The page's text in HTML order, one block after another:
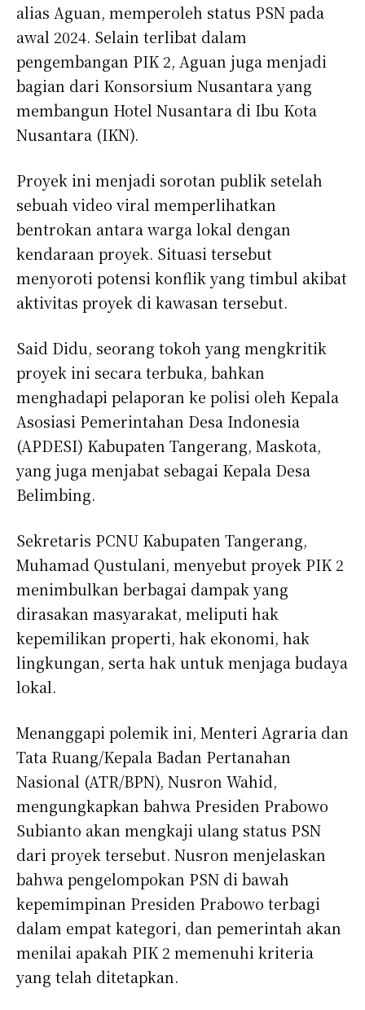
alias Aguan, memperoleh status PSN pada
awal 2024. Selain terlibat dalam
pengembangan PIK 2, Aguan juga menjadi
bagian dari Konsorsium Nusantara yang
membangun Hotel Nusantara di Ibu Kota
Nusantara (IKN).
Proyek ini menjadi sorotan publik setelah
sebuah video viral memperlihatkan
bentrokan antara warga lokal dengan
kendaraan proyek. Situasi tersebut
menyoroti potensi konflik yang timbul akibat
aktivitas proyek di kawasan tersebut.
Said Didu, seorang tokoh yang mengkritik
proyek ini secara terbuka, bahkan
menghadapi pelaporan ke polisi oleh Kepala
Asosiasi Pemerintahan Desa Indonesia
(APDESI) Kabupaten Tangerang, Maskota,
yang juga menjabat sebagai Kepala Desa
Belimbing.
Sekretaris PCNU Kabupaten Tangerang,
Muhamad Qustulani, menyebut proyek PIK 2
menimbulkan berbagai dampak yang
dirasakan masyarakat, meliputi hak
kepemilikan properti, hak ekonomi, hak
lingkungan, serta hak untuk menjaga budaya
lokal.
Menanggapi polemik ini, Menteri Agraria dan
Tata Ruang/Kepala Badan Pertanahan
Nasional (ATR/BPN), Nusron Wahid,
mengungkapkan bahwa Presiden Prabowo
Subianto akan mengkaji ulang status PSN
dari proyek tersebut. Nusron menjelaskan
bahwa pengelompokan PSN di bawah
kepemimpinan Presiden Prabowo terbagi
dalam empat kategori, dan pemerintah akan
menilai apakah PIK 2 memenuhi kriteria
yang telah ditetapkan.